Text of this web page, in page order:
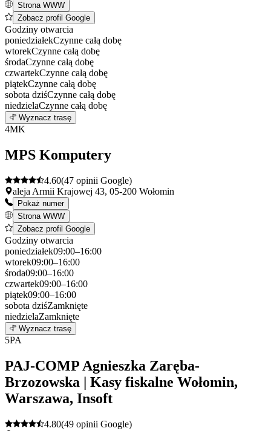
Strona WWW
Zobacz profil Google
Godziny otwarcia
poniedziałekCzynne całą dobę
wtorekCzynne całą dobę
środaCzynne całą dobę
czwartekCzynne całą dobę
piątekCzynne całą dobę
sobota dziśCzynne całą dobę
niedzielaCzynne całą dobę
+
−
Wyznacz trasę
4MK
MPS Komputery
4.60(47 opinii Google)
aleja Armii Krajowej 43, 05-200 Wołomin
Pokaż numer
Strona WWW
Zobacz profil Google
Godziny otwarcia
poniedziałek09:00–16:00
wtorek09:00–16:00
środa09:00–16:00
czwartek09:00–16:00
piątek09:00–16:00
sobota dziśZamknięte
niedzielaZamknięte
+
−
Wyznacz trasę
5PA
PAJ-COMP Agnieszka Zaręba-
Brzozowska | Kasy fiskalne Wołomin,
Warszawa, Insoft
4.80(49 opinii Google)